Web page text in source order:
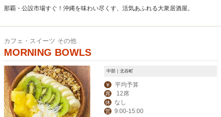
那覇・公設市場すぐ！沖縄を味わい尽くす、活気あふれる大衆居酒屋。
カフェ・スイーツ その他
MORNING BOWLS
中部｜北谷町
￥ 平均予算
席 12席
休 なし
営 9:00-15:00